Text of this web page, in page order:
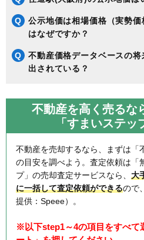
Q
公示地価は相場価格（実勢
はなぜですか？
Q
不動産価格データベースの
出されている？
不動産を高く売るな
「すまいステッ
不動産を売却するなら、まずは「
の目安を調べよう。査定依頼は「
プ」の売却査定サービスなら、 大
に一括して査定依頼ができるので
提供：Speee）。
※以下step1～4の項目をすべて